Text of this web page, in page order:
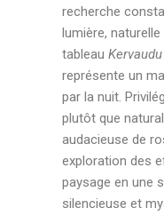
recherche
lumière,
tableau
représente un
par la nuit.
plutôt que
audacieuse de
exploration des
paysage en une
silencieuse et